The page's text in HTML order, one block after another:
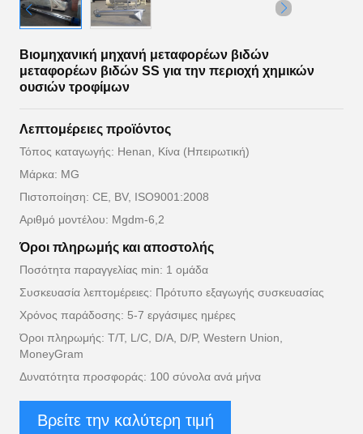
Βιομηχανική μηχανή μεταφορέων βιδών
μεταφορέων βιδών SS για την περιοχή χημικών
ουσιών τροφίμων
Λεπτομέρειες προϊόντος
Τόπος καταγωγής: Henan, Κίνα (Ηπειρωτική)
Μάρκα: MG
Πιστοποίηση: CE, BV, ISO9001:2008
Αριθμό μοντέλου: Mgdm-6,2
Όροι πληρωμής και αποστολής
Ποσότητα παραγγελίας min: 1 ομάδα
Συσκευασία λεπτομέρειες: Πρότυπο εξαγωγής συσκευασίας
Χρόνος παράδοσης: 5-7 εργάσιμες ημέρες
Όροι πληρωμής: T/T, L/C, D/A, D/P, Western Union,
MoneyGram
Δυνατότητα προσφοράς: 100 σύνολα ανά μήνα
Βρείτε την καλύτερη τιμή